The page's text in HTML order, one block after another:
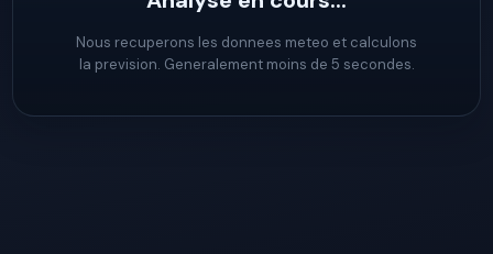
Nous recuperons les donnees meteo et calculons
la prevision. Generalement moins de 5 secondes.